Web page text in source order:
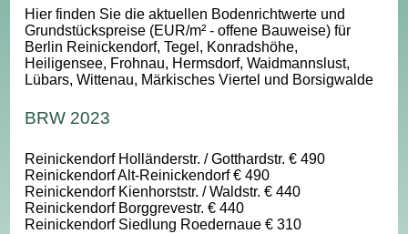
Hier finden Sie die aktuellen Bodenrichtwerte und
Grundstückspreise (EUR/m² - offene Bauweise) für
Berlin Reinickendorf, Tegel, Konradshöhe,
Heiligensee, Frohnau, Hermsdorf, Waidmannslust,
Lübars, Wittenau, Märkisches Viertel und Borsigwalde
BRW 2023
Reinickendorf Holländerstr. / Gotthardstr. € 490
Reinickendorf Alt-Reinickendorf € 490
Reinickendorf Kienhorststr. / Waldstr. € 440
Reinickendorf Borggrevestr. € 440
Reinickendorf Siedlung Roedernaue € 310